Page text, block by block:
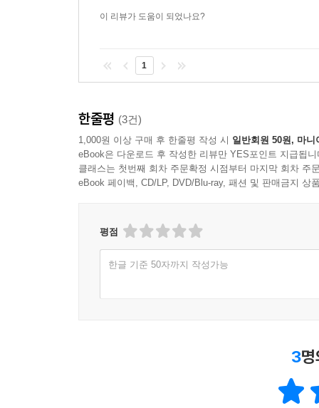
이 리뷰가 도움이 되었나요?
1
한줄평 (3건)
1,000원 이상 구매 후 한줄평 작성 시 일반회원 50원, 마니
eBook은 다운로드 후 작성한 리뷰만 YES포인트 지급됩니
클래스는 첫번째 회차 주문확정 시점부터 마지막 회차 주
eBook 페이백, CD/LP, DVD/Blu-ray, 패션 및 판매금지 상
평점
한글 기준 50자까지 작성가능
3